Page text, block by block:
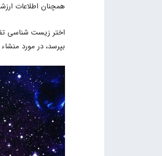
همچنان اطلاعات
اختر زیست شناسی
بپرسد، در مورد